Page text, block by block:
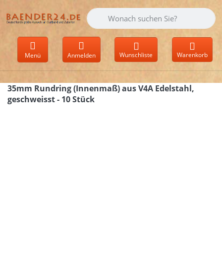
Geben Sie einen Suchbegriff ein.
Menü Anmelden Wunschliste Warenkorb
35mm Rundring (Innenmaß) aus V4A Edelstahl,
geschweisst - 10 Stück